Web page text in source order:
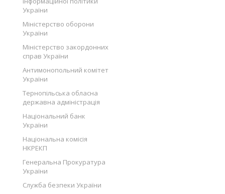
України
Міністерство оборони
України
Міністерство закордонних
справ України
Антимонопольний комітет
України
Тернопільська обласна
державна адміністрація
Національний банк
України
Національна комісія
НКРЕКП
Генеральна Прокуратура
України
Служба безпеки України